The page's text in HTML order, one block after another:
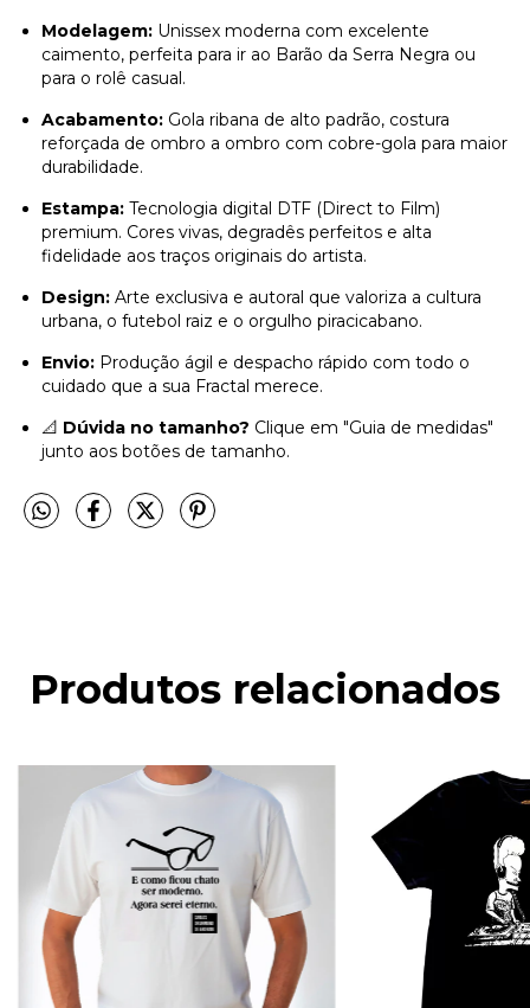
Modelagem: Unissex moderna com excelente
caimento, perfeita para ir ao Barão da Serra Negra ou
para o rolê casual.
Acabamento: Gola ribana de alto padrão, costura
reforçada de ombro a ombro com cobre-gola para maior
durabilidade.
Estampa: Tecnologia digital DTF (Direct to Film)
premium. Cores vivas, degradês perfeitos e alta
fidelidade aos traços originais do artista.
Design: Arte exclusiva e autoral que valoriza a cultura
urbana, o futebol raiz e o orgulho piracicabano.
Envio: Produção ágil e despacho rápido com todo o
cuidado que a sua Fractal merece.
📐 Dúvida no tamanho? Clique em "Guia de medidas"
junto aos botões de tamanho.
Produtos relacionados